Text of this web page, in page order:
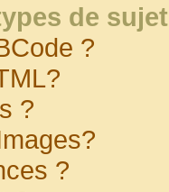
de
?
?
?